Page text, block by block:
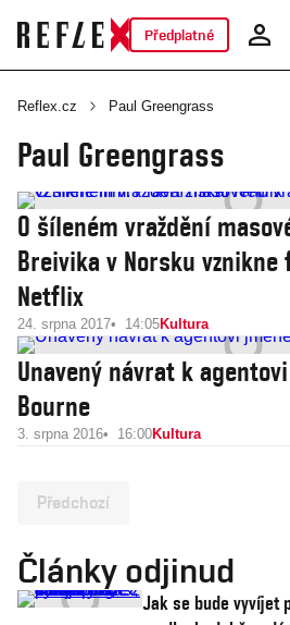
Předplatné
Reflex.cz Paul Greengrass
Paul Greengrass
O šíleném vraždění
Breivika v Norsku vznikne
Netflix
24. srpna 2017 14:05Kultura
Unavený návrat k
Bourne
3. srpna 2016 16:00Kultura
Předchozí
Články odjinud
Jak se bude vyvíjet